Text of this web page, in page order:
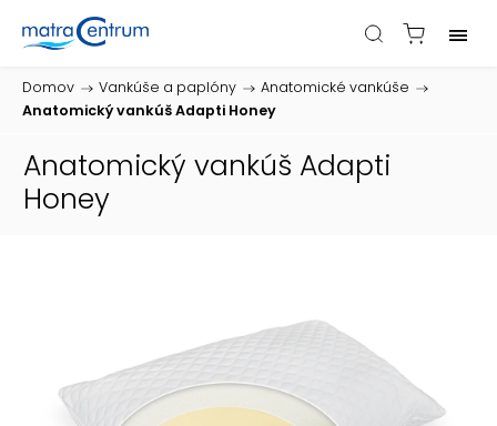
Domov / Vankúše a paplóny / Anatomické vankúše /
Anatomický vankúš Adapti Honey
Anatomický vankúš Adapti
Honey